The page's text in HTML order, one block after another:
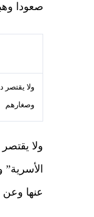
صعودا
ولا يقتصر
وصغارهم
ولا
الأسرية”
عنها